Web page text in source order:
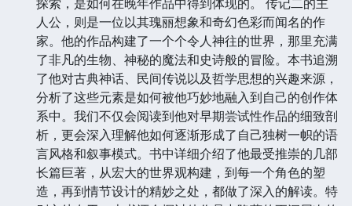
人公，则是一位以其瑰丽想象和奇幻色彩而闻名的作
家。他的作品构建了一个个令人神往的世界，那里充满
了非凡的生物、神秘的魔法和史诗般的冒险。本书追溯
了他对古典神话、民间传说以及哲学思想的兴趣来源，
分析了这些元素是如何被他巧妙地融入到自己的创作体
系中。我们不仅会阅读到他对早期尝试性作品的细致剖
析，更会深入理解他如何逐渐形成了自己独树一帜的语
言风格和叙事模式。书中详细介绍了他最受推崇的几部
长篇巨著，从宏大的世界观构建，到每一个角色的塑
造，再到情节设计的精妙之处，都做了深入的解读。特